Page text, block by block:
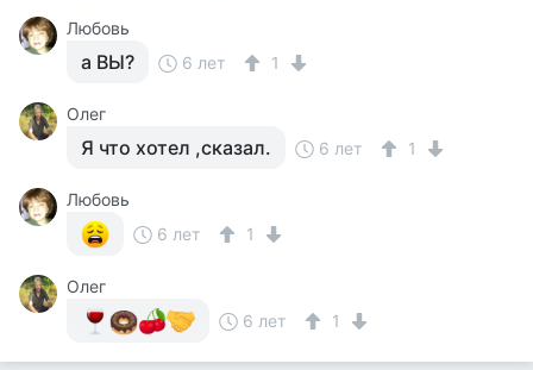
Любовь
а ВЫ? 6 лет 1
Олег
Я что хотел ,сказал. 6 лет 1
Любовь
6 лет
1
Олег
6 лет
1